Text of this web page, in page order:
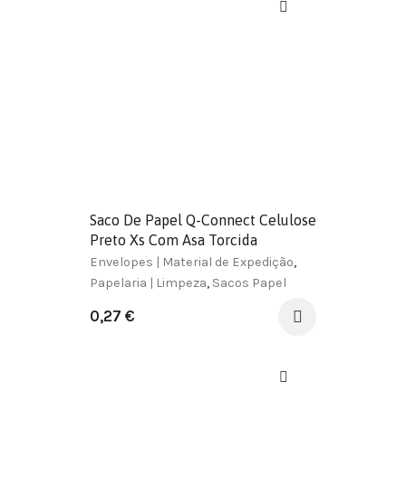
Saco De Papel Q-Connect Celulose
Preto Xs Com Asa Torcida
180X240X80 Mm
Envelopes | Material de Expedição,
Papelaria | Limpeza, Sacos Papel
0,27 €